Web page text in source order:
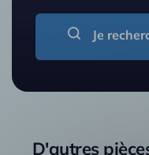
Je
D'autres